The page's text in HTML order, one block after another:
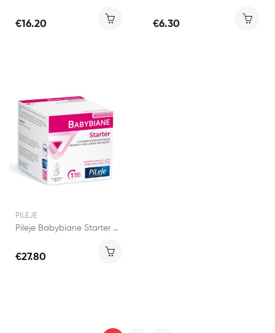
€16.20 €6.30
PILEJE
Pileje Babybiane Starter 30 sachets
€27.80